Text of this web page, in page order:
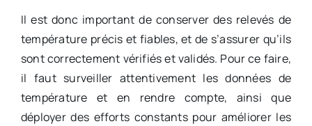
Il est donc important de conserver des relevés de
température précis et fiables, et de s’assurer qu’ils
sont correctement vérifiés et validés. Pour ce faire,
il faut surveiller attentivement les données de
température et en rendre compte, ainsi que
déployer des efforts constants pour améliorer les